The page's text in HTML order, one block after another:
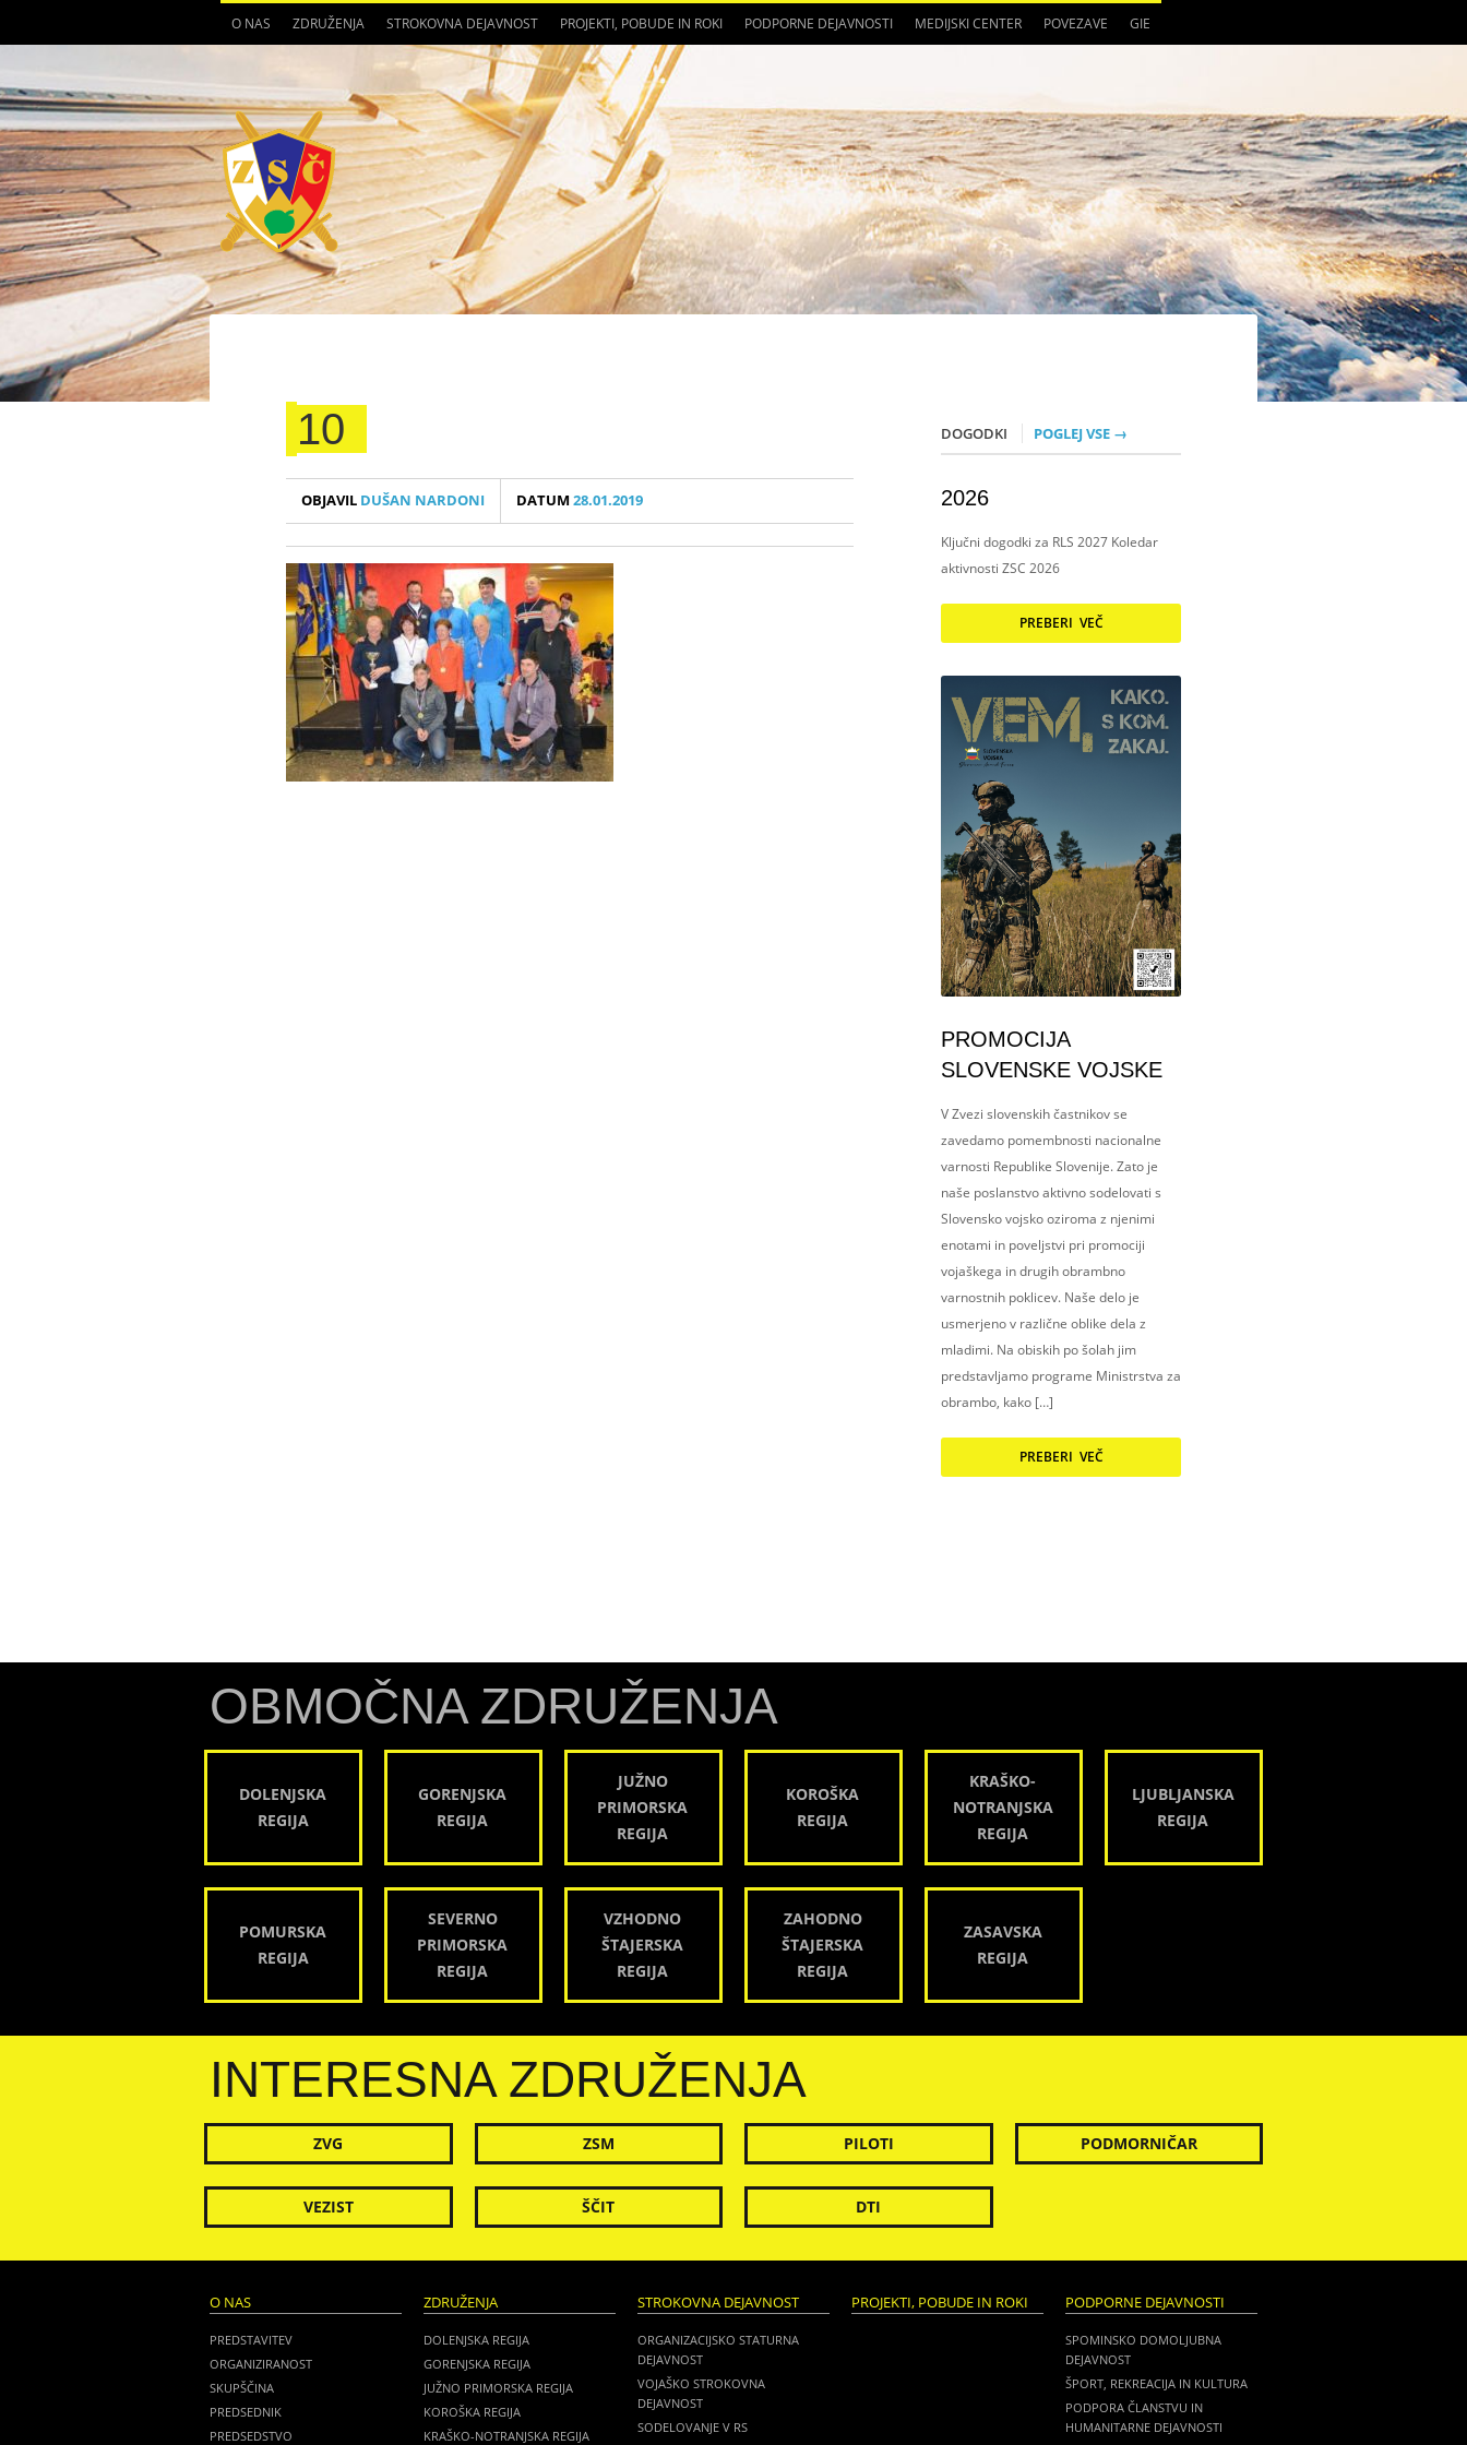
O NAS ZDRUŽENJA STROKOVNA DEJAVNOST PROJEKTI, POBUDE IN ROKI PODPORNE DEJAVNOSTI MEDIJSKI CENTER POVEZAVE GIE
10
OBJAVIL DUŠAN NARDONI DATUM28.01.2019
DOGODKI POGLEJ VSE →
2026
Ključni dogodki za RLS 2027 Koledar
aktivnosti ZSC 2026
PREBERI VEČ
PROMOCIJA
SLOVENSKE VOJSKE
V Zvezi slovenskih častnikov se
zavedamo pomembnosti nacionalne
varnosti Republike Slovenije. Zato je
naše poslanstvo aktivno sodelovati s
Slovensko vojsko oziroma z njenimi
enotami in poveljstvi pri promociji
vojaškega in drugih obrambno
varnostnih poklicev. Naše delo je
usmerjeno v različne oblike dela z
mladimi. Na obiskih po šolah jim
predstavljamo programe Ministrstva za
obrambo, kako […]
PREBERI VEČ
OBMOČNA ZDRUŽENJA
DOLENJSKA
REGIJA
GORENJSKA
REGIJA
JUŽNO
PRIMORSKA
REGIJA
KOROŠKA
REGIJA
KRAŠKO-
NOTRANJSKA
REGIJA
LJUBLJANSKA
REGIJA
POMURSKA
REGIJA
SEVERNO
PRIMORSKA
REGIJA
VZHODNO
ŠTAJERSKA
REGIJA
ZAHODNO
ŠTAJERSKA
REGIJA
ZASAVSKA
REGIJA
INTERESNA ZDRUŽENJA
ZVG ZSM PILOTI PODMORNIČAR
VEZIST ŠČIT DTI
O NAS
PREDSTAVITEV
ORGANIZIRANOST
SKUPŠČINA
PREDSEDNIK
PREDSEDSTVO
ZDRUŽENJA
DOLENJSKA REGIJA
GORENJSKA REGIJA
JUŽNO PRIMORSKA REGIJA
KOROŠKA REGIJA
KRAŠKO-NOTRANJSKA REGIJA
STROKOVNA DEJAVNOST
ORGANIZACIJSKO STATURNA
DEJAVNOST
VOJAŠKO STROKOVNA
DEJAVNOST
SODELOVANJE V RS
PROJEKTI, POBUDE IN ROKI PODPORNE DEJAVNOSTI
SPOMINSKO DOMOLJUBNA
DEJAVNOST
ŠPORT, REKREACIJA IN KULTURA
PODPORA ČLANSTVU IN
HUMANITARNE DEJAVNOSTI